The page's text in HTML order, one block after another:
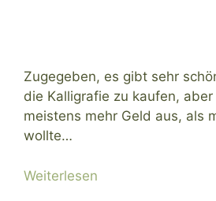
Zugegeben, es gibt sehr
die Kalligrafie zu kaufen,
meistens mehr Geld aus, als
wollte…
Weiterlesen